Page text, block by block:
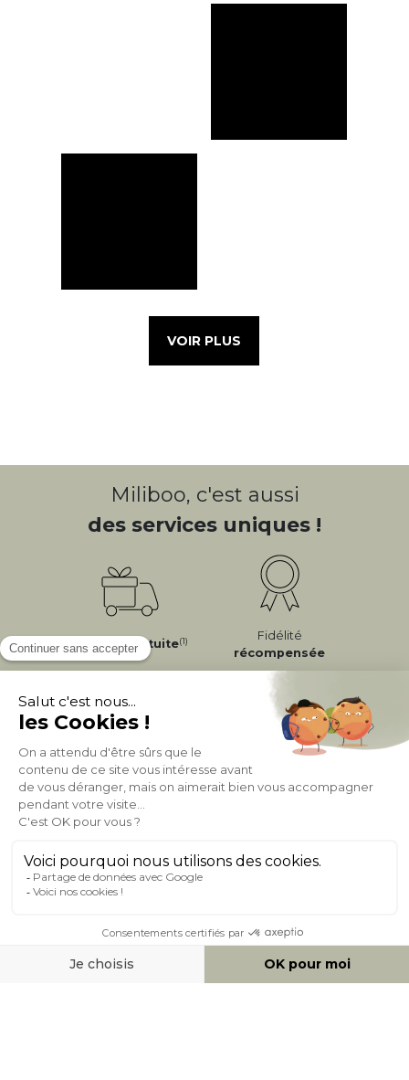
VOIR PLUS
Miliboo, c'est aussi
des services uniques !
LivraisonGratuite(1)
Fidélité
récompensée
Expéditionen
24/72h
Appel gratuit
0 20 88 04 14
À PROPOS DE MILIBOO